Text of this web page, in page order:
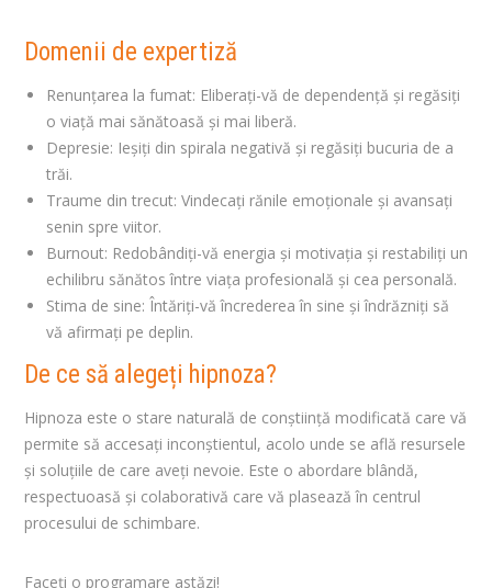
Domenii de expertiză
Renunțarea la fumat: Eliberați-vă de dependență și regăsiți
o viață mai sănătoasă și mai liberă.
Depresie: Ieșiți din spirala negativă și regăsiți bucuria de a
trăi.
Traume din trecut: Vindecați rănile emoționale și avansați
senin spre viitor.
Burnout: Redobândiți-vă energia și motivația și restabiliți un
echilibru sănătos între viața profesională și cea personală.
Stima de sine: Întăriți-vă încrederea în sine și îndrăzniți să
vă afirmați pe deplin.
De ce să alegeți hipnoza?
Hipnoza este o stare naturală de conștiință modificată care vă
permite să accesați inconștientul, acolo unde se află resursele
și soluțiile de care aveți nevoie. Este o abordare blândă,
respectuoasă și colaborativă care vă plasează în centrul
procesului de schimbare.
Faceți o programare astăzi!